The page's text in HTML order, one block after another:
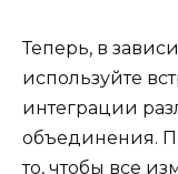
Теперь, в
используйте
интеграции
объединения.
то, чтобы все